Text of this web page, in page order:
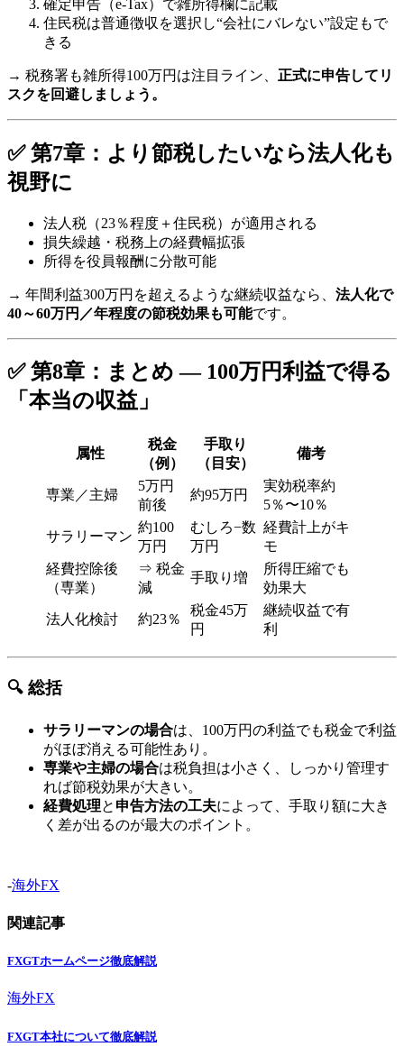
確定申告（e-Tax）で雑所得欄に記載
住民税は普通徴収を選択し“会社にバレない”設定もで
きる
→ 税務署も雑所得100万円は注目ライン、 正式に申告してリ
スクを回避しましょう。
✅ 第7章：より節税したいなら法人化も
視野に
法人税（23％程度＋住民税）が適用される
損失繰越・税務上の経費幅拡張
所得を役員報酬に分散可能
→ 年間利益300万円を超えるような継続収益なら、 法人化で
40～60万円／年程度の節税効果も可能です。
✅ 第8章：まとめ — 100万円利益で得る
「本当の収益」
属性
税金
（例）
手取り
（目安）
備考
専業／主婦
5万円
前後
約95万円
実効税率約
5％〜10％
サラリーマン
約100
万円
むしろ−数
万円
経費計上がキ
モ
経費控除後
（専業）
⇒ 税金
減
手取り増
所得圧縮でも
効果大
法人化検討 約23％
税金45万
円
継続収益で有
利
🔍 総括
サラリーマンの場合は、100万円の利益でも税金で利益
がほぼ消える可能性あり。
専業や主婦の場合は税負担は小さく、しっかり管理す
れば節税効果が大きい。
経費処理と 申告方法の工夫によって、手取り額に大き
く差が出るのが最大のポイント。
-海外FX
関連記事
FXGTホームページ徹底解説
海外FX
FXGT本社について徹底解説